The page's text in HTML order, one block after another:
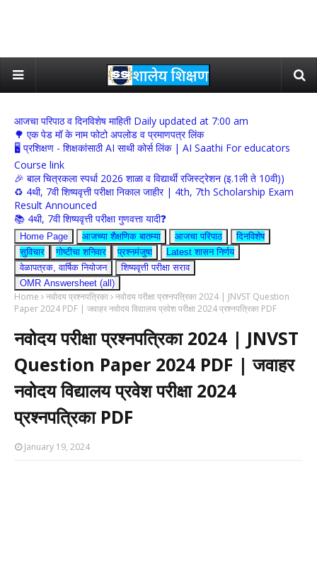
आजचा परिपाठ व दिनविशेष माहिती Daily updated at 7:00 am
🌳 एक पेड मॉ के नाम फोटो अपलोड व प्रमाणपत्र लिंक
🖥 प्रशिक्षण - शिक्षकांसाठी AI साथी कोर्स लिंक | AI Saathi For educators
Course link
🎉 बाल चित्रकला स्पर्धा 2026 शाळा व विद्यार्थी रजिस्ट्रेशन (इ.1ली ते 10वी))
♻️ 4थी, 7वी शिष्यवृत्ती परीक्षा निकाल जाहीर | 4th, 7th Scholarship Exam
Result Announced
📚 4थी, 7वी शिष्यवृत्ती परीक्षा गुणवत्ता यादी❓
Home Page आजच्या शैक्षणिक बातम्या आजचा परिपाठ
दिनविशेष
सुविचार
गोष्टीचा शनिवार प्रश्नमंजुषा
Latest शासन निर्णय
वेळापत्रक, वार्षिक नियोजन
शिष्यवृत्ती परीक्षा सराव
OMR Answersheet (all)
Home नवोदय प्रश्नपत्रिका नवोदय परीक्षा प्रश्नपत्रिका 2024 | JNVST Question
Paper 2024 PDF | जवाहर नवोदय विद्यालय प्रवेश परीक्षा 2024 प्रश्नपत्रिका PDF
नवोदय परीक्षा प्रश्नपत्रिका 2024 | JNVST
Question Paper 2024 PDF | जवाहर
नवोदय विद्यालय प्रवेश परीक्षा 2024
प्रश्नपत्रिका PDF
January 19, 2024